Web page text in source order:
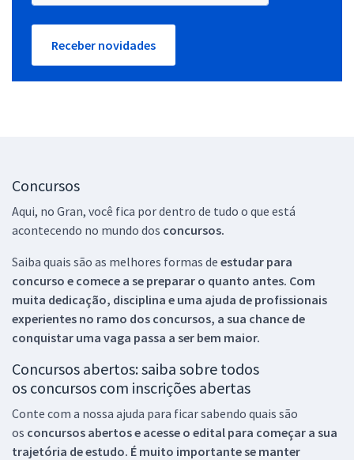
Receber novidades
Concursos
Aqui, no Gran, você fica por dentro de tudo o que está
acontecendo no mundo dos concursos.
Saiba quais são as melhores formas de estudar para
concurso e comece a se preparar o quanto antes. Com
muita dedicação, disciplina e uma ajuda de profissionais
experientes no ramo dos concursos, a sua chance de
conquistar uma vaga passa a ser bem maior.
Concursos abertos: saiba sobre todos
os concursos com inscrições abertas
Conte com a nossa ajuda para ficar sabendo quais são
os concursos abertos e acesse o edital para começar a sua
trajetória de estudo. É muito importante se manter